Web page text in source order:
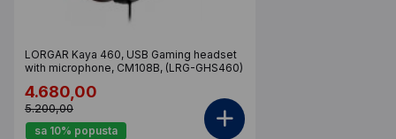
LORGAR Kaya 460, USB Gaming headset
with microphone, CM108B, (LRG-GHS460)
4.680,00
5.200,00
sa 10% popusta